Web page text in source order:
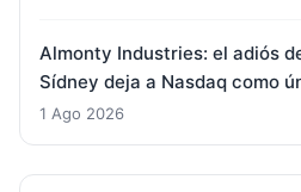
Almonty Industries: el adiós
Sídney deja a Nasdaq como
1 Ago 2026